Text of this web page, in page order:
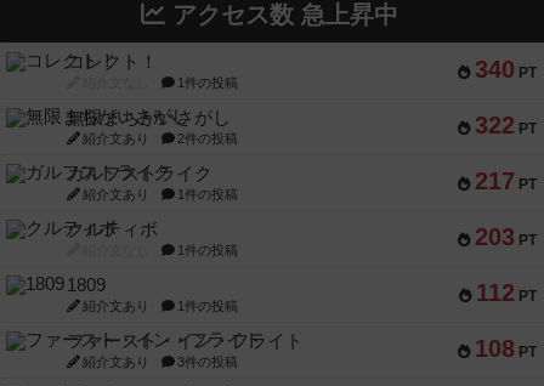
アクセス数 急上昇中
340 PT
コレクト！
1件の投稿
322 PT
無限まちがいさがし
紹介文あり 2件の投稿
217 PT
ガルフストライク
紹介文あり 1件の投稿
203 PT
クルティボ
1件の投稿
112 PT
1809
紹介文あり 1件の投稿
108 PT
ファースト・イン・フライト
紹介文あり 3件の投稿